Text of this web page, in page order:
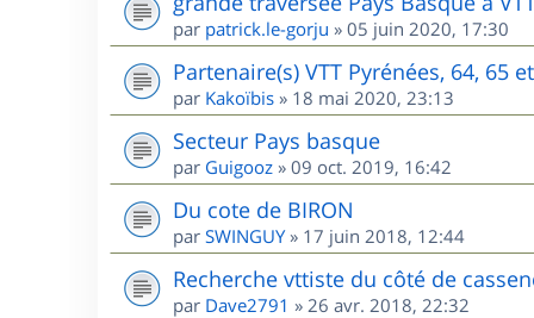
par patrick.le-gorju » 05 juin 2020, 17:30
Partenaire(s) VTT Pyrénées, 64, 65
par Kakoïbis » 18 mai 2020, 23:13
Secteur Pays basque
par Guigooz » 09 oct. 2019, 16:42
Du cote de BIRON
par SWINGUY» 17 juin 2018, 12:44
Recherche vttiste du côté de
par Dave2791 » 26 avr. 2018, 22:32